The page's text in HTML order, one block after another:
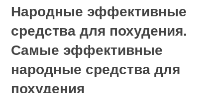
Народные эффективные
средства для похудения.
Самые эффективные
народные средства для
похудения